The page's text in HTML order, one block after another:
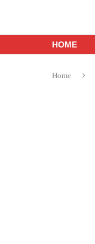
HOME
Home